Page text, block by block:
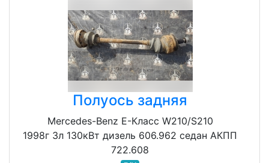
Полуось задняя
Mercedes-Benz E-Класс W210/S210
1998г 3л 130кВт дизель 606.962 седан АКПП
722.608